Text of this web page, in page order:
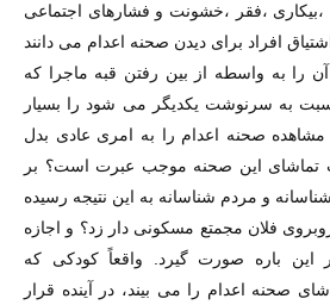
،بيكارى ،فقر ،خشونت و فشارهاى اجتماعى
افراد براى ديدن صحنه اعدام مى دانند
را به واسطه از بين رفتن قبه ماجرا كه
به سرنوشت يكديگر مى شود را بسيار
مشاهده صحنه اعدام را به امری عادی بدل
این صحنه موجب عبرت است؟ بر
و مردم شناسانه به این نتیجه رسیده
فلان مجمتع مسکونی دار زد؟ و اجازه
این باره صورت گیرد. واقعاً کودکی که
صحنه اعدام را می بیند، در آینده قرار